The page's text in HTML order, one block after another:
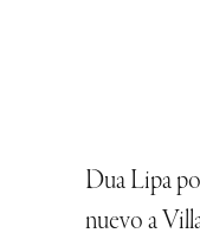
Dua Lipa
nuevo a